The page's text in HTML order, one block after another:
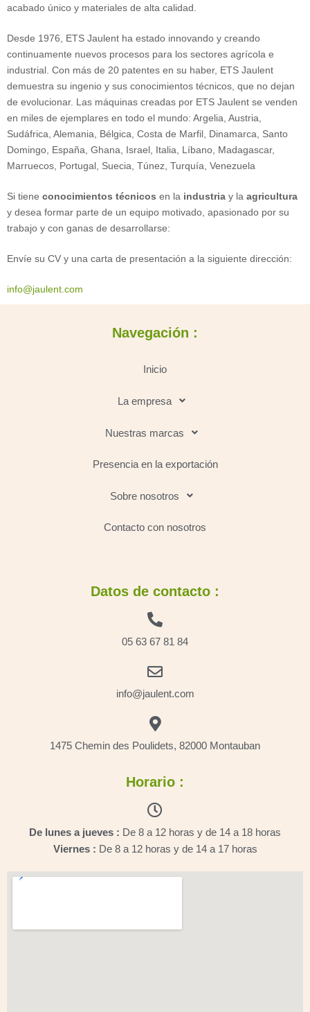
acabado único y materiales de alta calidad.
Desde 1976, ETS Jaulent ha estado innovando y creando
continuamente nuevos procesos para los sectores agrícola e
industrial. Con más de 20 patentes en su haber, ETS Jaulent
demuestra su ingenio y sus conocimientos técnicos, que no dejan
de evolucionar. Las máquinas creadas por ETS Jaulent se venden
en miles de ejemplares en todo el mundo: Argelia, Austria,
Sudáfrica, Alemania, Bélgica, Costa de Marfil, Dinamarca, Santo
Domingo, España, Ghana, Israel, Italia, Líbano, Madagascar,
Marruecos, Portugal, Suecia, Túnez, Turquía, Venezuela
Si tiene conocimientos técnicos en la industria y la agricultura
y desea formar parte de un equipo motivado, apasionado por su
trabajo y con ganas de desarrollarse:
Envíe su CV y una carta de presentación a la siguiente dirección:
info@jaulent.com
Navegación :
Inicio
La empresa
Nuestras marcas
Presencia en la exportación
Sobre nosotros
Contacto con nosotros
Datos de contacto :
05 63 67 81 84
info@jaulent.com
1475 Chemin des Poulidets, 82000 Montauban
Horario :
De lunes a jueves : De 8 a 12 horas y de 14 a 18 horas
Viernes : De 8 a 12 horas y de 14 a 17 horas